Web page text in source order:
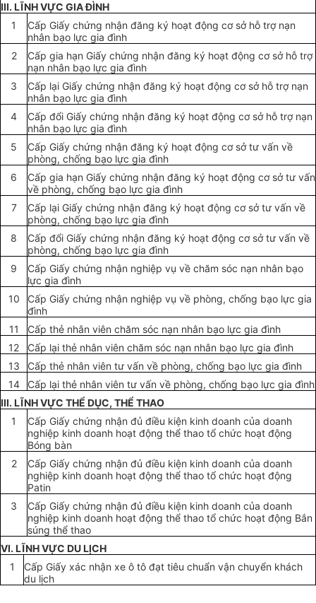
III. LĨNH VỰC GIA ĐÌNH
1
Cấp Giấy chứng nhận đăng ký hoạt động cơ sở hỗ trợnạn
nhân bạo lực gia đình
2
Cấp gia hạn Giấy chứng nhận đăng ký hoạt động cơ sở hỗ trợ
nạn nhân bạo lực gia đình
3
Cấp lại Giấy chứng nhận đăng ký hoạt động cơ sở hỗ trợ nạn
nhân bạo lực gia đình
4
Cấp đổi Giấy chứng nhận đăng ký hoạt động cơ sở hỗ trợnạn
nhân bạo lực gia đình
5
Cấp Giấy chứng nhận đăng ký hoạt động cơ sở tư vấn về
phòng, chống bạo lực gia đình
6
Cấp gia hạn Giấy chứng nhận đăng ký hoạt động cơ sở tư vấn
về phòng, chống bạo lực gia đình
7
Cấp lại Giấy chứng nhận đăng ký hoạt động cơ sở tư vấn về
phòng, chống bạo lực gia đình
8
Cấp đổi Giấy chứng nhận đăng ký hoạt động cơ sở tư vấn về
phòng, chống bạo lực gia đình
9
Cấp Giấy chứng nhận nghiệp vụ về chăm sóc nạn nhân bạo
lực gia đình
10
Cấp Giấy chứng nhận nghiệp vụ về phòng, chống bạo lực gia
đình
11
Cấp thẻ nhân viên chăm sóc nạn nhân bạo lực gia đình
12
Cấp lại thẻ nhân viên chăm sóc nạn nhân bạo lực gia đình
13
Cấp thẻ nhân viên tư vấn về phòng, chống bạo lực gia đình
14
Cấp lại thẻ nhân viên tư vấn về phòng, chống bạo lực gia đình
III. LĨNH VỰC THỂ DỤC, THỂ THAO
1
Cấp Giấy chứng nhận đủ điều kiện kinh doanh của doanh
nghiệp kinh doanh hoạt động thể thao tổ chức hoạt động
Bóng bàn
2
Cấp Giấy chứng nhận đủ điều kiện kinh doanh của doanh
nghiệp kinh doanh hoạt động thể thao tổ chức hoạt động
Patin
3
Cấp Giấy chứng nhận đủ điều kiện kinh doanh của doanh
nghiệp kinh doanh hoạt động thể thao tổ chức hoạt động Bắn
súng thể thao
VI. LĨNH VỰC DU LỊCH
1
Cấp Giấy xác nhận xe ô tô đạt tiêu chuẩn vận chuyển khách
du lịch